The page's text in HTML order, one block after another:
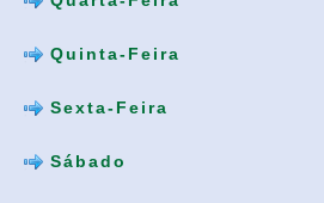
Quinta-Feira
Sexta-Feira
Sábado